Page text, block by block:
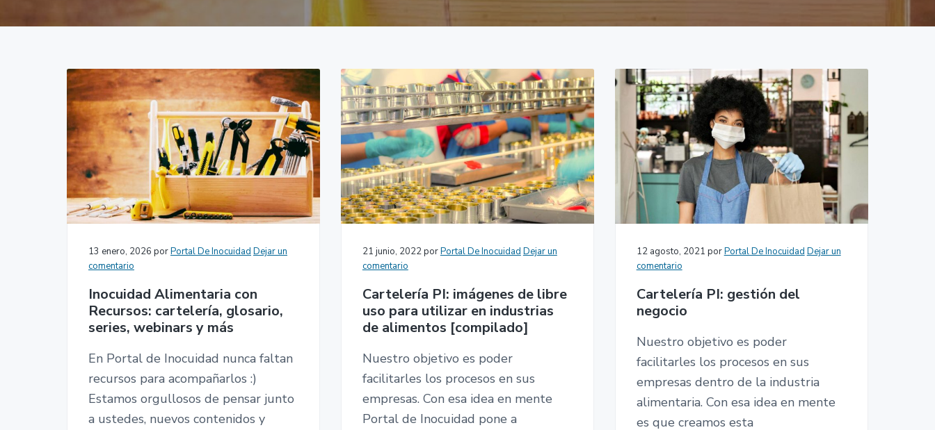
13 enero, 2026 porPortal De Inocuidad Dejar un
comentario
Inocuidad Alimentaria con
Recursos: cartelería, glosario,
series, webinars y más
En Portal de Inocuidad nunca faltan
recursos para acompañarlos :)
Estamos orgullosos de pensar junto
a ustedes, nuevos contenidos y
21 junio, 2022porPortal De Inocuidad Dejar un
comentario
Cartelería PI: imágenes de libre
uso para utilizar en industrias
de alimentos [compilado]
Nuestro objetivo es poder
facilitarles los procesos en sus
empresas. Con esa idea en mente
Portal de Inocuidad pone a
12 agosto, 2021 porPortal De Inocuidad Dejar un
comentario
Cartelería PI: gestión del
negocio
Nuestro objetivo es poder
facilitarles los procesos en sus
empresas dentro de la industria
alimentaria. Con esa idea en mente
es que creamos esta